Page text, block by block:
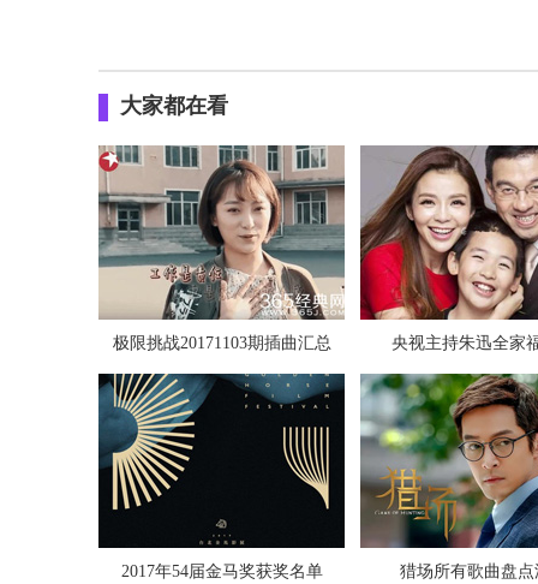
大家都在看
极限挑战20171103期插曲汇总 央视主持朱迅全家
2017年54届金马奖获奖名单 猎场所有歌曲盘点